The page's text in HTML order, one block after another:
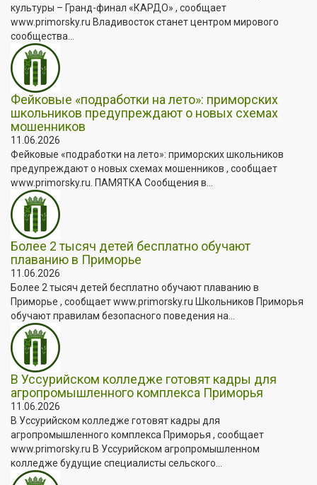
культуры – Гранд-финал «КАРДО» , сообщает
www.primorsky.ru Владивосток станет центром мирового
сообщества...
Фейковые «подработки на лето»: приморских
школьников предупреждают о новых схемах
мошенников
11.06.2026
Фейковые «подработки на лето»: приморских школьников
предупреждают о новых схемах мошенников , сообщает
www.primorsky.ru. ПАМЯТКА Сообщения в...
Более 2 тысяч детей бесплатно обучают
плаванию в Приморье
11.06.2026
Более 2 тысяч детей бесплатно обучают плаванию в
Приморье , сообщает www.primorsky.ru Школьников Приморья
обучают правилам безопасного поведения на...
В Уссурийском колледже готовят кадры для
агропромышленного комплекса Приморья
11.06.2026
В Уссурийском колледже готовят кадры для
агропромышленного комплекса Приморья , сообщает
www.primorsky.ru В Уссурийском агропромышленном
колледже будущие специалисты сельского...